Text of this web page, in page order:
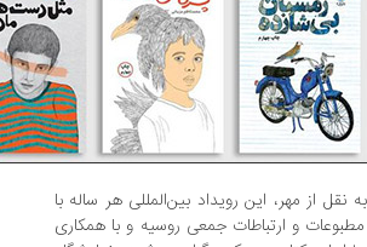
این رویداد بین‌المللی هر ساله با
و ارتباطات جمعی روسیه و با همکاری